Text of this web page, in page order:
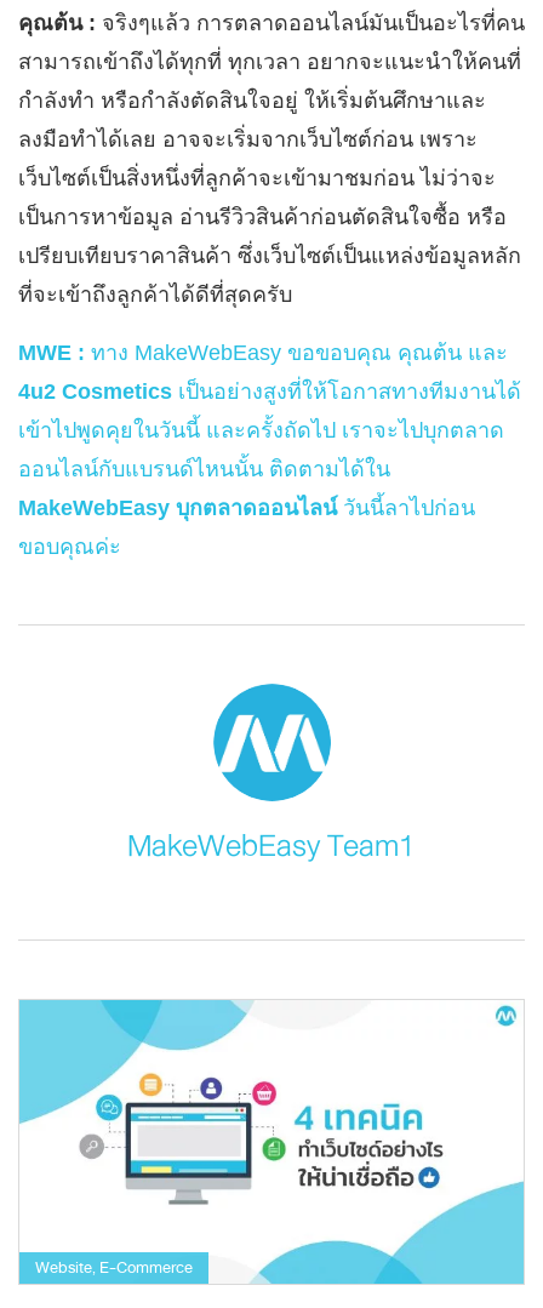
คุณต้น : จริงๆแล้ว การตลาดออนไลน์มันเป็นอะไรที่คน
สามารถเข้าถึงได้ทุกที่ ทุกเวลา อยากจะแนะนำให้คนที่
กำลังทำ หรือกำลังตัดสินใจอยู่ ให้เริ่มต้นศึกษาและ
ลงมือทำได้เลย อาจจะเริ่มจากเว็บไซต์ก่อน เพราะ
เว็บไซต์เป็นสิ่งหนึ่งที่ลูกค้าจะเข้ามาชมก่อน ไม่ว่าจะ
เป็นการหาข้อมูล อ่านรีวิวสินค้าก่อนตัดสินใจซื้อ หรือ
เปรียบเทียบราคาสินค้า ซึ่งเว็บไซต์เป็นแหล่งข้อมูลหลัก
ที่จะเข้าถึงลูกค้าได้ดีที่สุดครับ
MWE : ทาง MakeWebEasy ขอขอบคุณ คุณต้น และ
4u2 Cosmetics เป็นอย่างสูงที่ให้โอกาสทางทีมงานได้
เข้าไปพูดคุยในวันนี้ และครั้งถัดไป เราจะไปบุกตลาด
ออนไลน์กับแบรนด์ไหนนั้น ติดตามได้ใน
MakeWebEasy บุกตลาดออนไลน์ วันนี้ลาไปก่อน
ขอบคุณค่ะ
MakeWebEasy Team1
Website, E-Commerce